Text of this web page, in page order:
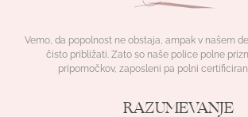
Vemo, da popolnost ne obstaja, ampak v našem
čisto približati. Zato so naše police polne
pripomočkov, zaposleni pa polni
RAZUMEVANJE